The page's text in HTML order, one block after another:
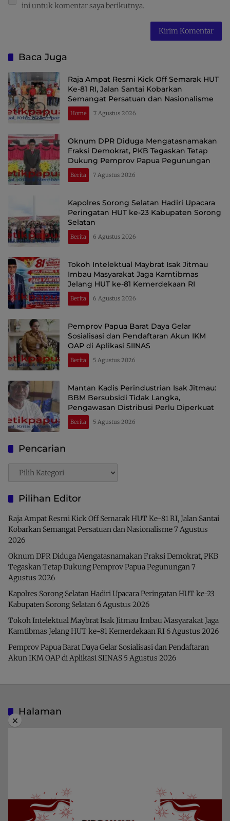
ini untuk komentar saya berikutnya.
Baca Juga
Raja Ampat Resmi Kick Off Semarak HUT
Ke-81 RI, Jalan Santai Kobarkan
Semangat Persatuan dan Nasionalisme
Home 7 Agustus 2026
Oknum DPR Diduga Mengatasnamakan
Fraksi Demokrat, PKB Tegaskan Tetap
Dukung Pemprov Papua Pegunungan
Berita 7 Agustus 2026
Kapolres Sorong Selatan Hadiri Upacara
Peringatan HUT ke-23 Kabupaten Sorong
Selatan
Berita 6 Agustus 2026
Tokoh Intelektual Maybrat Isak Jitmau
Imbau Masyarakat Jaga Kamtibmas
Jelang HUT ke-81 Kemerdekaan RI
Berita 6 Agustus 2026
Pemprov Papua Barat Daya Gelar
Sosialisasi dan Pendaftaran Akun IKM
OAP di Aplikasi SIINAS
Berita 5 Agustus 2026
Mantan Kadis Perindustrian Isak Jitmau:
BBM Bersubsidi Tidak Langka,
Pengawasan Distribusi Perlu Diperkuat
Berita 5 Agustus 2026
Pencarian
Pencarian
Pilihan Editor
Raja Ampat Resmi Kick Off Semarak HUT Ke-81 RI, Jalan Santai
Kobarkan Semangat Persatuan dan Nasionalisme7 Agustus
2026
Oknum DPR Diduga Mengatasnamakan Fraksi Demokrat, PKB
Tegaskan Tetap Dukung Pemprov Papua Pegunungan7
Agustus 2026
Kapolres Sorong Selatan Hadiri Upacara Peringatan HUT ke-23
Kabupaten Sorong Selatan6 Agustus 2026
Tokoh Intelektual Maybrat Isak Jitmau Imbau Masyarakat Jaga
Kamtibmas Jelang HUT ke-81 Kemerdekaan RI6 Agustus 2026
Pemprov Papua Barat Daya Gelar Sosialisasi dan Pendaftaran
Akun IKM OAP di Aplikasi SIINAS 5 Agustus 2026
Halaman
Kategori
×